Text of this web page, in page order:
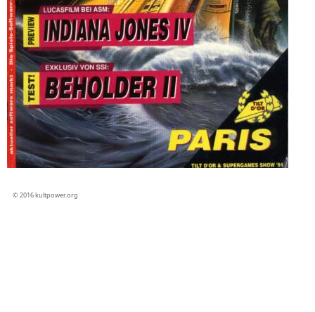
© 2016 kultpower.org